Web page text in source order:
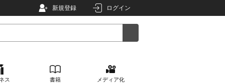
新規登録 ログイン
ス 書籍 メディア化